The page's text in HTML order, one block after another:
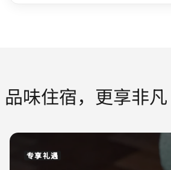
品味住宿，更享非凡
专享礼遇